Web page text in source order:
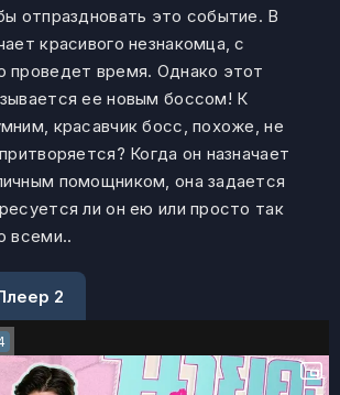
отпраздновать это событие. В
красивого незнакомца, с
проведет время. Однако этот
ее новым боссом! К
красавчик босс, похоже, не
Когда он назначает
помощником, она задается
ли он ею или просто так
всеми..
2